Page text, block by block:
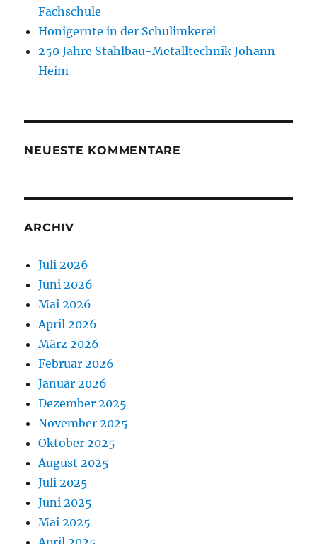
Fachschule
Honigernte in der Schulimkerei
250 Jahre Stahlbau-Metalltechnik Johann
Heim
NEUESTE KOMMENTARE
ARCHIV
Juli 2026
Juni 2026
Mai 2026
April 2026
März 2026
Februar 2026
Januar 2026
Dezember 2025
November 2025
Oktober 2025
August 2025
Juli 2025
Juni 2025
Mai 2025